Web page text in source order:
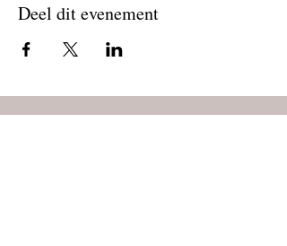
Deel dit evenement